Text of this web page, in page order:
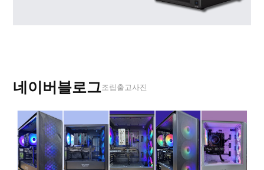
네이버블로그조립출고사진